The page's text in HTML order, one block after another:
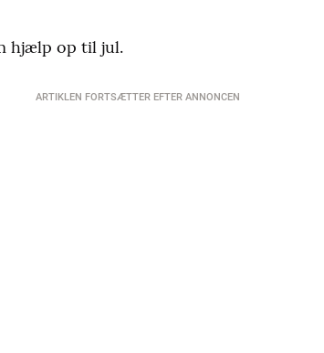
hjælp op til jul.
ARTIKLEN FORTSÆTTER EFTER ANNONCEN